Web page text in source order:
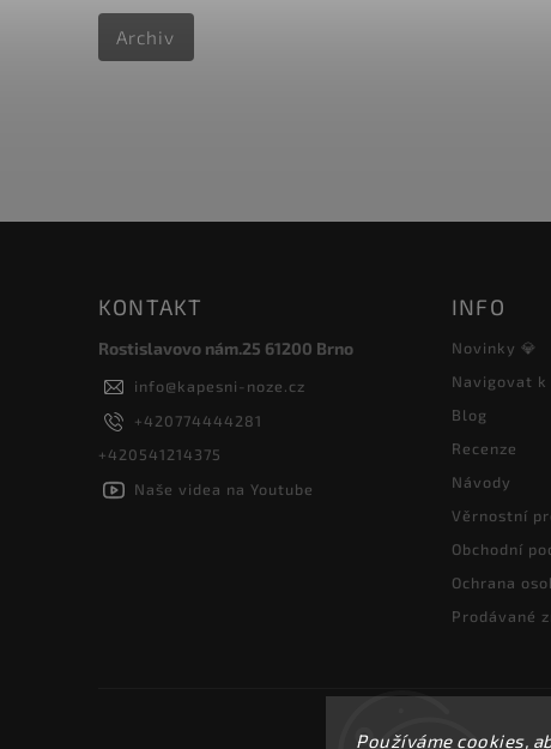
Používáme cookies,
Archiv
KONTAKT
Rostislavovo nám.25 61200 Brno
info@kapesni-noze.cz
+420774444281
+420541214375
Naše videa na Youtube
INFO
Novinky 💎
Navigovat k
Blog
Recenze
Návody
Věrnostní
Obchodní
Ochrana
Prodávané